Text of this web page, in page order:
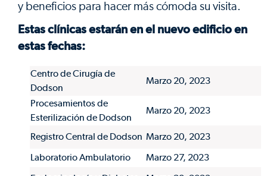
y beneficios para hacer más cómoda su visita.
Estas clínicas estarán en el nuevo edificio en
estas fechas:
Centro de Cirugía de
Dodson
Marzo 20, 2023
Procesamientos de
Esterilización de Dodson
Marzo 20, 2023
Registro Central de Dodson Marzo 20, 2023
Laboratorio Ambulatorio
Marzo 27, 2023